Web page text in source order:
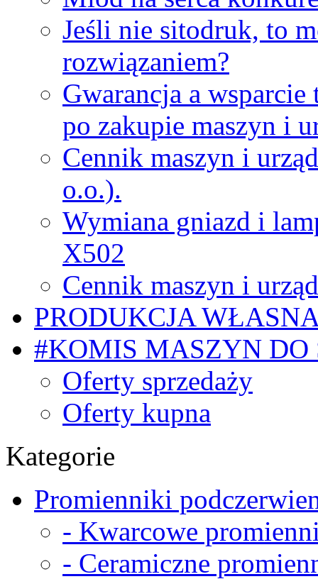
Jeśli nie sitodruk, to
rozwiązaniem?
Gwarancja a
po zakupie maszyn i
Cennik maszyn i
o.o.).
Wymiana gniazd i
X502
Cennik maszyn i
PRODUKCJA
#KOMIS MASZYN DO
Oferty sprzedaży
Oferty kupna
Kategorie
Promienniki
- Kwarcowe
- Ceramiczne